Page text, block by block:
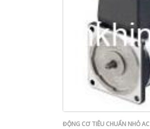
ĐỘNG CƠ TIÊU CHUẨN NHỎ AC